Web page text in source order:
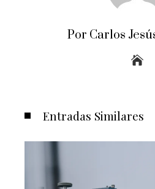
Por Carlos
Entradas Similares